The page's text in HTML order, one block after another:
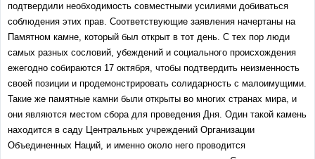
подтвердили необходимость совместными усилиями добиваться
соблюдения этих прав. Соответствующие заявления начертаны на
Памятном камне, который был открыт в тот день. С тех пор люди
самых разных сословий, убеждений и социального происхождения
ежегодно собираются 17 октября, чтобы подтвердить неизменность
своей позиции и продемонстрировать солидарность с малоимущими.
Такие же памятные камни были открыты во многих странах мира, и
они являются местом сбора для проведения Дня. Один такой камень
находится в саду Центральных учреждений Организации
Объединенных Наций, и именно около него проводится